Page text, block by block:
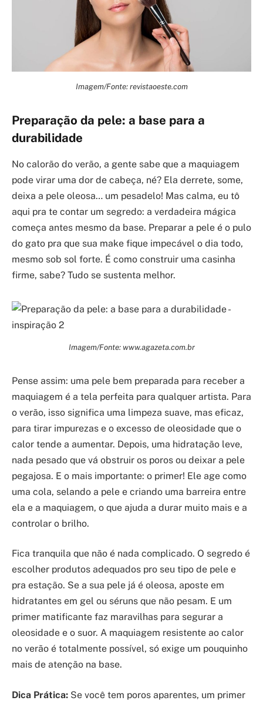
Imagem/Fonte: revistaoeste.com
Preparação da pele: a base para a
durabilidade
No calorão do verão, a gente sabe que a maquiagem
pode virar uma dor de cabeça, né? Ela derrete, some,
deixa a pele oleosa… um pesadelo! Mas calma, eu tô
aqui pra te contar um segredo: a verdadeira mágica
começa antes mesmo da base. Preparar a pele é o pulo
do gato pra que sua make fique impecável o dia todo,
mesmo sob sol forte. É como construir uma casinha
firme, sabe? Tudo se sustenta melhor.
Imagem/Fonte: www.agazeta.com.br
Pense assim: uma pele bem preparada para receber a
maquiagem é a tela perfeita para qualquer artista. Para
o verão, isso significa uma limpeza suave, mas eficaz,
para tirar impurezas e o excesso de oleosidade que o
calor tende a aumentar. Depois, uma hidratação leve,
nada pesado que vá obstruir os poros ou deixar a pele
pegajosa. E o mais importante: o primer! Ele age como
uma cola, selando a pele e criando uma barreira entre
ela e a maquiagem, o que ajuda a durar muito mais e a
controlar o brilho.
Fica tranquila que não é nada complicado. O segredo é
escolher produtos adequados pro seu tipo de pele e
pra estação. Se a sua pele já é oleosa, aposte em
hidratantes em gel ou séruns que não pesam. E um
primer matificante faz maravilhas para segurar a
oleosidade e o suor. A maquiagem resistente ao calor
no verão é totalmente possível, só exige um pouquinho
mais de atenção na base.
Dica Prática: Se você tem poros aparentes, um primer